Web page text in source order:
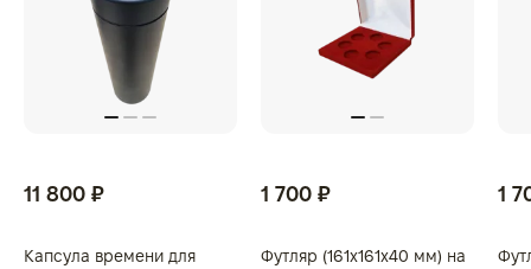
11 800 ₽
Капсула времени для
1 700 ₽
Футляр (161x161x40 мм) на
1